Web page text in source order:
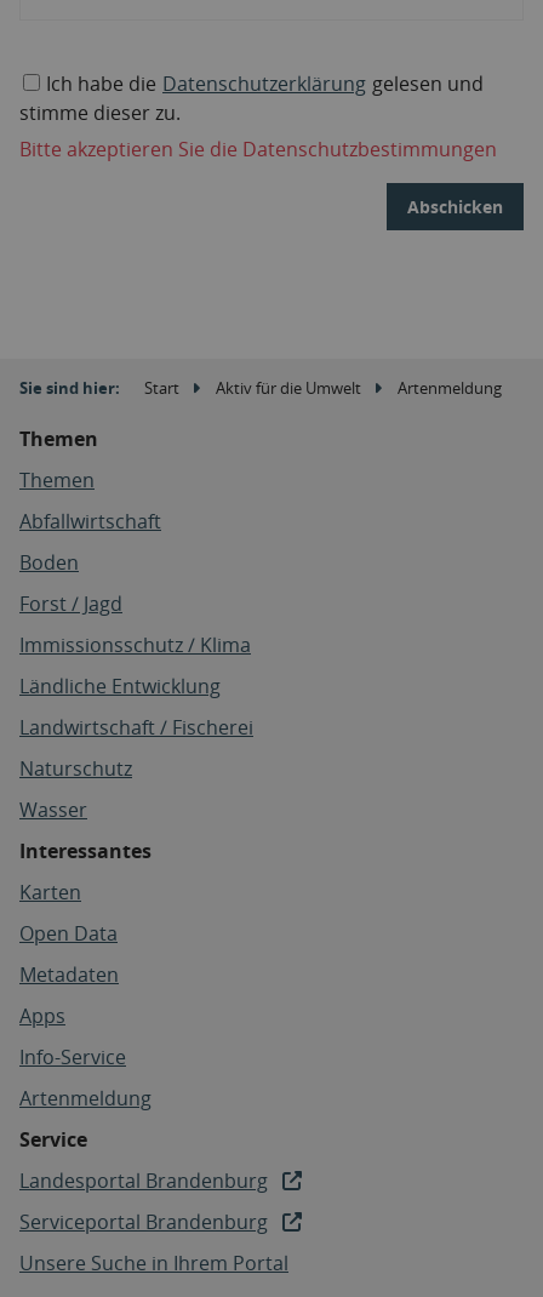
Ich habe die Datenschutzerklärung gelesen und
stimme dieser zu.
Bitte akzeptieren Sie die Datenschutzbestimmungen
Abschicken
Sie sind hier: Start Aktiv für die Umwelt Artenmeldung
Themen
Themen
Abfallwirtschaft
Boden
Forst / Jagd
Immissionsschutz / Klima
Ländliche Entwicklung
Landwirtschaft / Fischerei
Naturschutz
Wasser
Interessantes
Karten
Open Data
Metadaten
Apps
Info-Service
Artenmeldung
Service
Landesportal Brandenburg
Serviceportal Brandenburg
Unsere Suche in Ihrem Portal